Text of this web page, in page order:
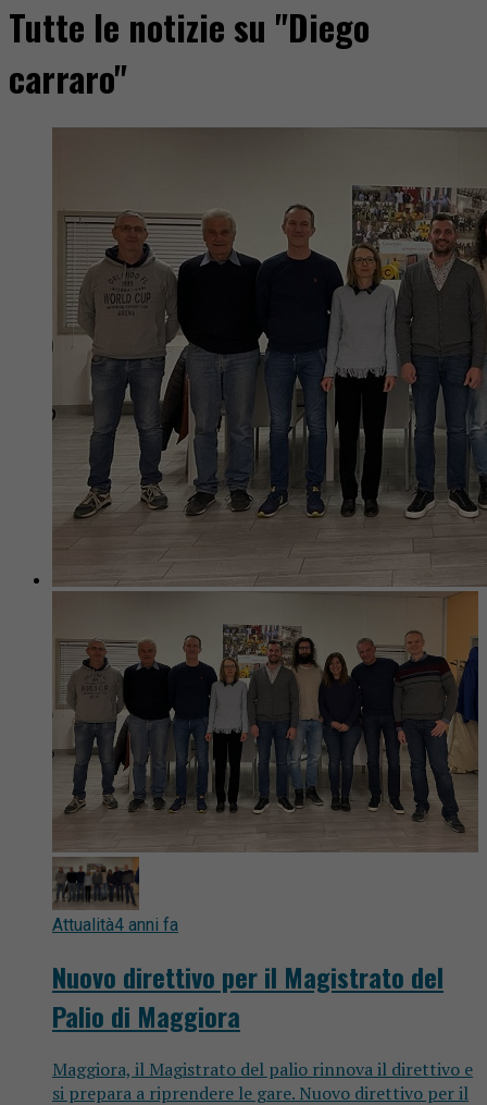
Tutte le notizie su "Diego
carraro"
Attualità4 anni fa
Nuovo direttivo per il Magistrato del
Palio di Maggiora
Maggiora, il Magistrato del palio rinnova il direttivo e
si prepara a riprendere le gare. Nuovo direttivo per il